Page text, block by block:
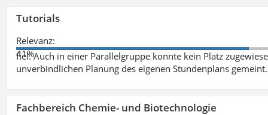
Tutorials
Relevanz:
41%
fiel. Auch in einer Parallelgruppe konnte kein Platz
unverbindlichen Planung des eigenen Stundenplans
Fachbereich Chemie- und Biotechnologie